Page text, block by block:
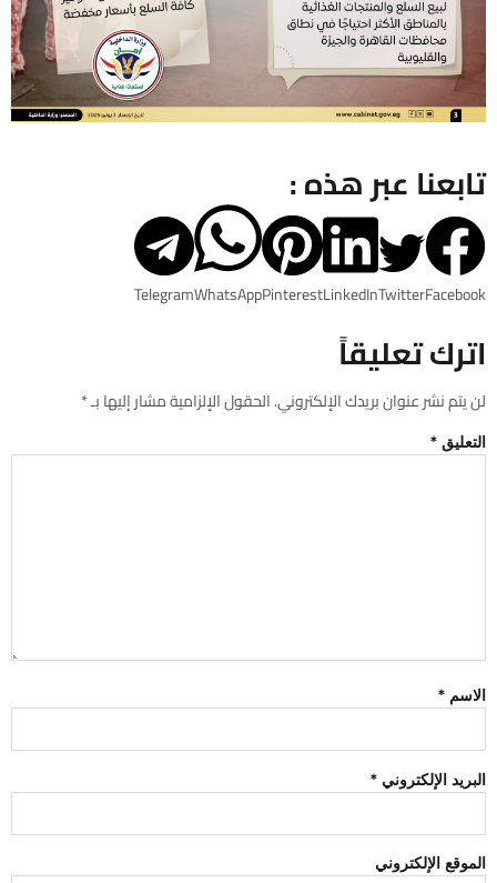
تابعنا عبر هذه :
Facebook
Twitter
LinkedIn
Pinterest
WhatsApp
Telegram
اترك تعليقاً
لن يتم نشر عنوان بريدك الإلكتروني.الحقول الإلزامية مشار إليها بـ*
التعليق *
الاسم *
البريد الإلكتروني *
الموقع الإلكتروني